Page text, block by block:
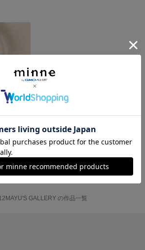
6/23までの期間限定❗️ポケットティッシュケースプレゼント&定形外送料無料★北欧風 花柄 ラミネートバッグ
GALLERY の作品一覧